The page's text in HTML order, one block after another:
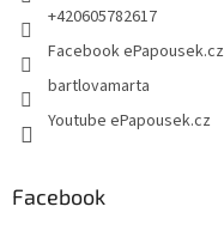
+420605782617
Facebook ePapousek.cz
bartlovamarta
Youtube ePapousek.cz
Facebook